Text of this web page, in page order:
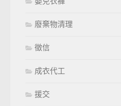
廢棄物清理
徵信
成衣代工
援交